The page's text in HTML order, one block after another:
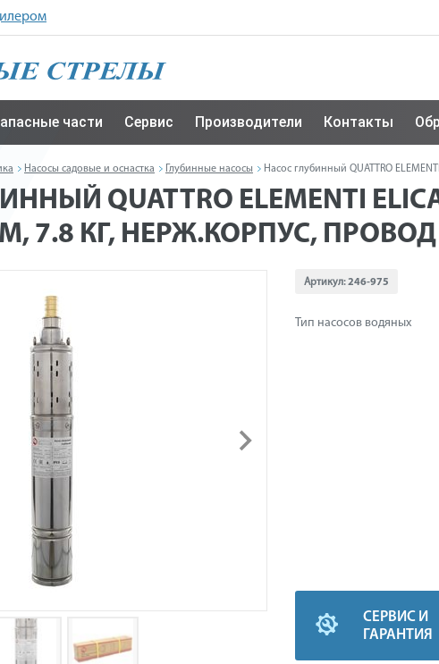
части Сервис Производители Контакты
Насосы садовые и оснастка Глубинные насосы Насос глубинный QUATTRO
QUATTRO ELEMENTI
7.8 КГ, НЕРЖ.КОРПУС, ПРОВОД
Артикул:246-975
Тип насосов водяных
СЕРВИС И
ГАРАНТИЯ